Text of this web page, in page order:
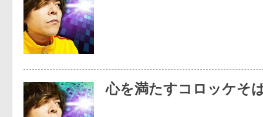
心を満たすコロッケそ